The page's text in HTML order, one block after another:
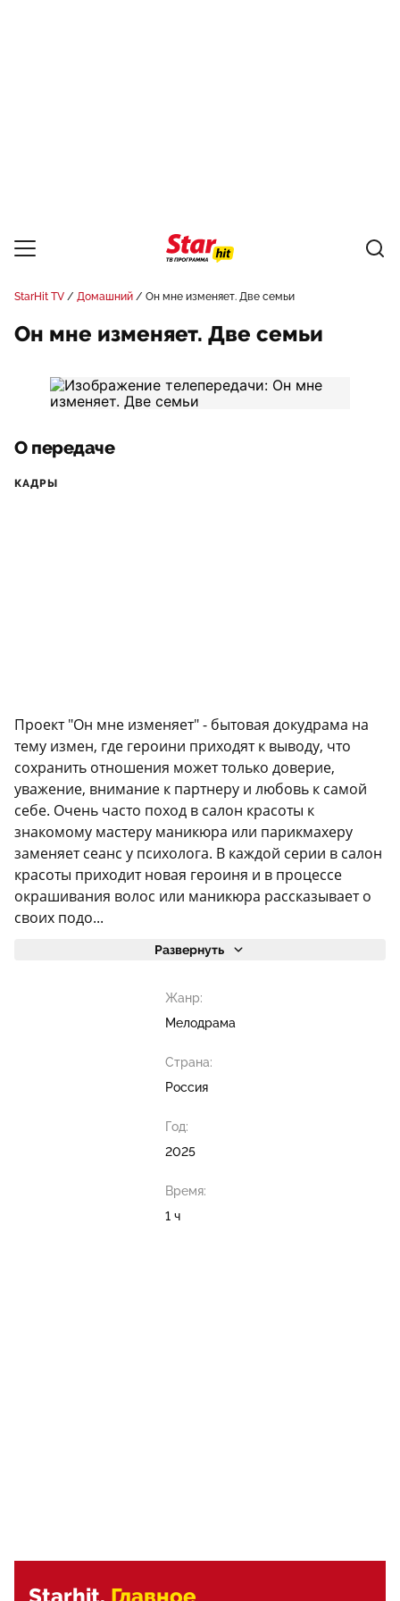
StarHit TV Домашний Он мне изменяет. Две семьи
Он мне изменяет. Две семьи
О передаче
КАДРЫ
Проект "Он мне изменяет" - бытовая докудрама на
тему измен, где героини приходят к выводу, что
сохранить отношения может только доверие,
уважение, внимание к партнеру и любовь к самой
себе. Очень часто поход в салон красоты к
знакомому мастеру маникюра или парикмахеру
заменяет сеанс у психолога. В каждой серии в салон
красоты приходит новая героиня и в процессе
окрашивания волос или маникюра рассказывает о
своих подо...
Развернуть
Жанр:
Мелодрама
Страна:
Россия
Год:
2025
Время:
1 ч